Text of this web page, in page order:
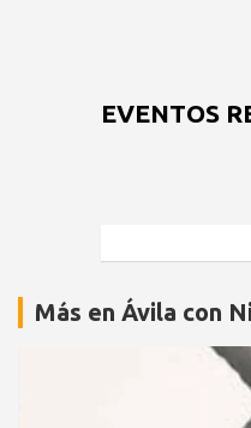
EVENTOS
Más en Ávila con